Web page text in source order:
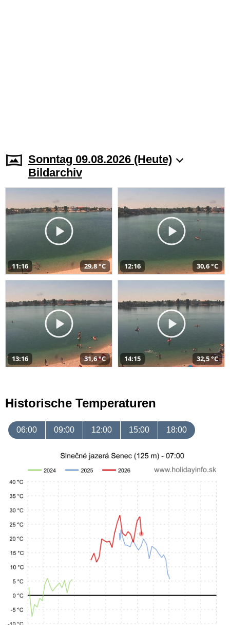
Sonntag 09.08.2026 (Heute)
Bildarchiv
11:16 29,8 °C 12:16 30,6 °C
13:16 31,6 °C 14:15 32,5 °C
Historische Temperaturen
06:00 09:00 12:00 15:00 18:00